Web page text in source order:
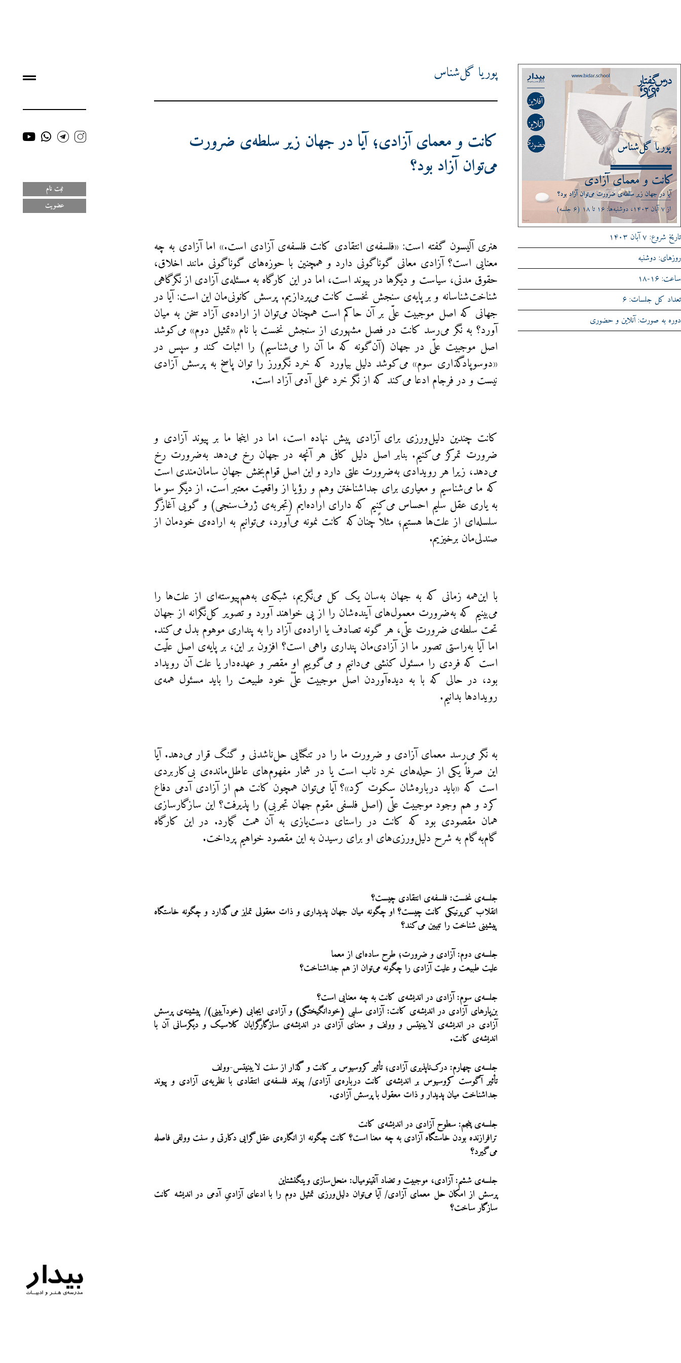
پوریا گل‌شناس
کانت و معمای آزادی؛ آیا در جهان زیر سلطه‌ی ضرورت
می‌توان آزاد بود؟
تاریخ شروع: ۷ آبان ۱۴۰۳
روزهای: دوشنبه
ساعت: ۱۶-۱۸
تعداد کل جلسات: ۶
دوره به صورت: آنلاین و حضوری
هنری آلیسون گفته است: «فلسفه‌ی انتقادی کانت فلسفه‌ی آزادی است.» اما آزادی به چه
معنایی است؟ آزادی معانی گوناگونی دارد و همچنین با حوزه‌های گوناگونی مانند اخلاق،
حقوق مدنی، سیاست و دیگرها در پیوند است، اما در این کارگاه به مسئله‌ی آزادی از نگرگاهی
شناخت‌شناسانه و بر پایه‌ی سنجش نخست کانت می‌پردازیم. پرسش کانونی‌مان این است: آیا در
جهانی که اصل موجبیت‌ علّی بر آن حاکم است همچنان می‌توان از اراده‌ی آزاد سخن به میان
آورد؟ به نگر می‌رسد کانت در فصل مشهوری از سنجش نخست با نام «تمثیل دوم» می‌کوشد
اصل موجبیت علّی در جهان (آن‌گونه که ما آن را می‌شناسیم) را اثبات کند و سپس در
«دوسوپادگذاری سوم» می‌کوشد دلیل بیاورد که خرد نگرورز را توان پاسخ به پرسش آزادی
نیست و در فرجام ادعا می‌کند که از نگر خرد عملی آدمی آزاد است.
کانت چندین دلیل‌ورزی برای آزادی پیش نهاده است، اما در اینجا ما بر پیوند آزادی و
ضرورت تمرکز می‌کنیم. بنابر اصل دلیل کافی هر آنچه در جهان رخ می‌دهد به‌ضرورت رخ
می‌دهد، زیرا هر رویدادی به‌ضرورت علتی دارد و این اصل قوام‌بخش جهانِ سامان‌مندی است
که ما می‌شناسیم و معیاری برای جداشناختن وهم و رؤیا از واقعیت معتبر است. از دیگر سو ما
به یاری عقل سلیم احساس می‌کنیم که دارای اراده‌ایم (تجربه‌ی ژرف‌سنجی) و گویی آغازگر
سلسله‌ای از علت‌ها هستیم؛ مثلاً چنان‌که کانت نمونه می‌آورد، می‌توانیم به اراده‌ی خودمان از
صندلی‌مان برخیزیم.
با این‌همه زمانی که به جهان به‌سان یک کل می‌نگریم، شبکه‌ی به‌هم‌پیوسته‌ای از علت‌ها را
می‌بینیم که به‌ضرورت معمول‌های آینده‌شان را از پی خواهند آورد و تصویر کل‌نگرانه از جهان
تحت سلطه‌ی ضرورت علّی، هر گونه تصادف یا اراده‌ی آزاد را به پنداری موهوم بدل می‌کند.
اما آیا به‌راستی تصور ما از آزادی‌مان پنداری واهی است؟ افزون بر این، بر پایه‌ی اصل علّیت
است که فردی را مسئول کنشی می‌دانیم و می‌گوییم او مقصر و عهده‌دار یا علت آن رویداد
بود، در حالی که با به دیده‌آوردن اصل موجبیت علّیْ خود طبیعت را باید مسئول همه‌ی
رویدادها بدانیم.
به نگر می‌رسد معمای آزادی و ضرورت ما را در تنگنایی حل‌ناشدنی و گنگ قرار می‌دهد. آیا
این صرفاً یکی از حیله‌های خرد ناب است یا در شمار مفهوم‌های عاطل‌مانده‌ی بی‌کاربردی
است که «باید درباره‌شان سکوت کرد»؟ آیا می‌توان همچون کانت هم از آزادی آدمی دفاع
کرد و هم وجود موجبیت علّی (اصل فلسفی مقوم جهان تجربی) را پذیرفت؟ این سازگارسازی
همان مقصودی بود که کانت در راستای دست‌یازی به آن همت گمارد. در این کارگاه
گام‌به‌گام به شرح دلیل‌ورزی‌های او برای رسیدن به این مقصود خواهیم پرداخت.
جلسه‌ی نخست: فلسفه‌ی انتقادی چیست؟
انقلاب کوپرنیکی کانت چیست؟ او چگونه میان جهان پدیداری و ذات معقولی تمایز می‌گذارد و چگونه خاستگاه
پیشینی شناخت را تبیین می‌کند؟
جلسه‌ی دوم: آزادی و ضرورت؛ طرح ساده‌ای از معما
علیت طبیعت و علیت آزادی را چگونه می‌توان از هم جداشناخت؟
جلسه‌ی سوم: آزادی در اندیشه‌ی کانت به چه معنایی است؟
بن‌پارهای آزادی در اندیشه‌ی کانت: آزادی سلبی (خودانگیختگی) و آزادی ایجابی (خودآیینی)/ پیشینه‌ی پرسش
آزادی در اندیشه‌ی لایبنیتس و وولف و معنای آزادی در اندیشه‌ی سازگارگرایان کلاسیک و دیگرسانی آن با
اندیشه‌ی کانت.
جلسه‌ی چهارم: درک‌ناپذیری آزادی؛ تأثیر کروسیوس بر کانت و گذار از سنت لایبنیتس-وولف
تأثیر آگوست کروسیوس بر اندیشه‌ی کانت درباره‌ی آزادی/ پیوند فلسفه‌ی انتقادی با نظریه‌ی آزادی و پیوند
جداشناخت میان پدیدار و ذات‌ معقول با پرسش آزادی.
جلسه‌ی پنجم: سطوح آزادی در اندیشه‌ی کانت
ترافرازنده‌ بودن خاستگاه آزادی به چه معنا است؟ کانت چگونه از انگاره‌ی عقل‌گرایی دکارتی و سنت وولفی فاصله
می‌گیرد؟
جلسه‌ی ششم: آزادی، موجبیت و تضاد آنتینومیال: منحل‌سازی ویتگنشتاین
پرسش از امکان حل معمای آزادی/ آیا می‌توان دلیل‌ورزی تمثیل دوم را با ادعای آزادیِ آدمی در اندیشه کانت
سازگار ساخت؟
ثبت نام
عضویت